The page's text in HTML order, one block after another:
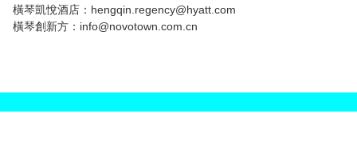
橫琴凱悅酒店： hengqin.regency@hyatt.com
橫琴創新方： info@novotown.com.cn